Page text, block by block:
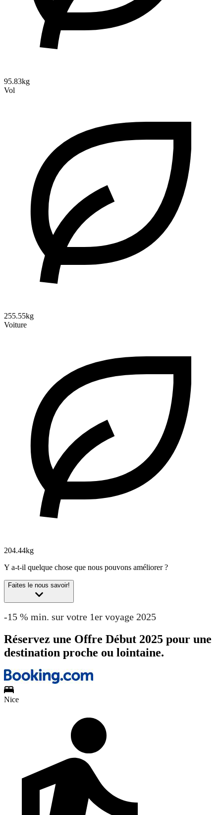
95.83kg
Vol
255.55kg
Voiture
204.44kg
Y a-t-il quelque chose que nous pouvons améliorer ?
Faites le nous savoir!
-15 % min. sur votre 1er voyage 2025
Réservez une Offre Début 2025 pour une
destination proche ou lointaine.
Nice